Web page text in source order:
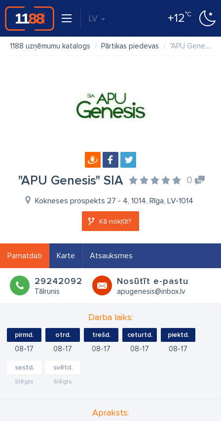
LV +12°C
1188 uzņēmumu katalogs Pārtikas piedevas "APU Genesis" SIA
"APU Genesis" SIA 0
Kokneses prospekts 27 - 4, 1014, Rīga, LV-1014
Kā nokļūt?
Pamatdati Karte Atsauksmes
29242092
Tālrunis
Nosūtīt e-pastu
apugenesis@inbox.lv
Darba laiks:
pirmd.
08 17
otrd.
08 17
trešd.
08 17
ceturtd.
08 17
piektd.
08 17
sestd.
Slēgts
svētd.
Slēgts
Apraksts: